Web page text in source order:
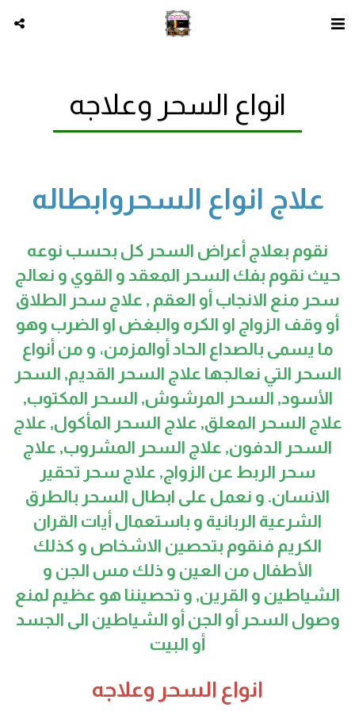
انواع السحر وعلاجه
علاج انواع السحروابطاله
نقوم بعلاج أعراض السحر كل بحسب نوعه
حيث نقوم بفك السحر المعقد و القوي و نعالج
سحر منع الانجاب أو العقم , علاج سحر الطلاق
أو وقف الزواج او الكره والبغض او الضرب وهو
ما يسمى بالصداع الحاد أوالمزمن، و من أنواع
السحر التي نعالجها علاج السحر القديم, السحر
الأسود, السحر المرشوش, السحر المكتوب,
علاج السحر المعلق, علاج السحر المأكول, علاج
السحر الدفون, علاج السحر المشروب, علاج
سحر الربط عن الزواج, علاج سحر تحقير
الانسان. و نعمل على ابطال السحر بالطرق
الشرعية الربانية و باستعمال أيات القران
الكريم فنقوم بتحصين الاشخاص و كذلك
الأطفال من العين و ذلك مس الجن و
الشياطين و القرين, و تحصيننا هو عظيم لمنع
وصول السحر أو الجن أو الشياطين الى الجسد
أو البيت
انواع السحر وعلاجه